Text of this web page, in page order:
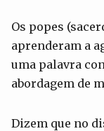
Os popes
aprenderam a
uma palavra
abordagem de
Dizem que no